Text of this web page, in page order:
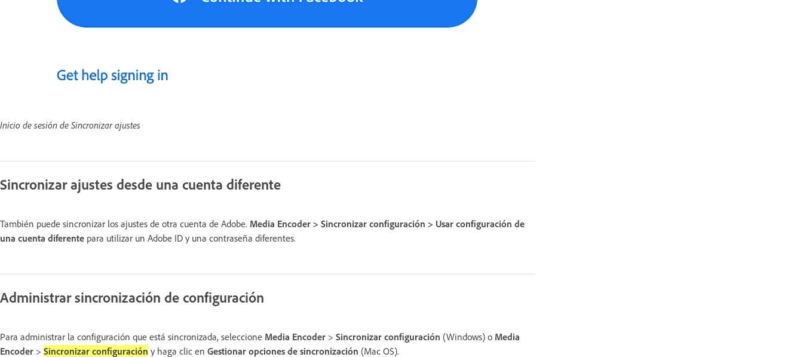
Inicio de sesión de Sincronizar ajustes
Sincronizar ajustes desde una cuenta diferente
También puede sincronizar los ajustes de otra cuenta de Adobe. Media Encoder > Sincronizar configuración > Usar configuración de
una cuenta diferente para utilizar un Adobe ID y una contraseña diferentes.
Administrar sincronización de configuración
Para administrar la configuración que está sincronizada, seleccione Media Encoder > Sincronizar configuración (Windows) o Media
Encoder > Sincronizar configuración y haga clic en Gestionar opciones de sincronización (Mac OS).